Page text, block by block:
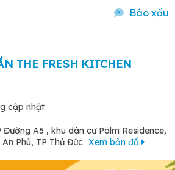
Báo xấu
THE FRESH KITCHEN
cập nhật
Đường A5 , khu dân cư Palm Residence,
An Phú, TP Thủ Đức Xem bản đồ